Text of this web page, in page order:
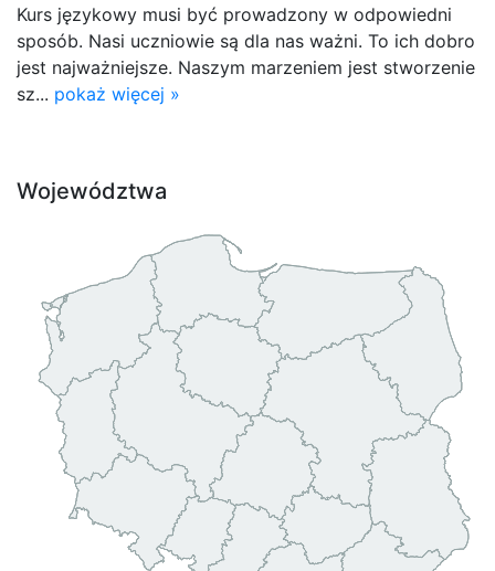
Kurs językowy musi być prowadzony w odpowiedni
sposób. Nasi uczniowie są dla nas ważni. To ich dobro
jest najważniejsze. Naszym marzeniem jest stworzenie
sz... pokaż więcej »
Województwa